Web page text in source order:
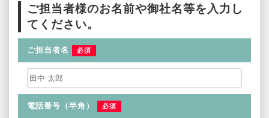
ご担当者様のお名前や御社名等を入力し
てください。
ご担当者名 必須
電話番号（半角） 必須